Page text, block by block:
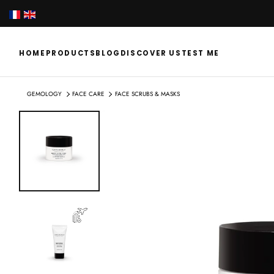
SKIP
TO
CONTENT
HOME PRODUCTSBLOG DISCOVER US TEST ME
GEMOLOGY FACE CARE FACE SCRUBS & MASKS